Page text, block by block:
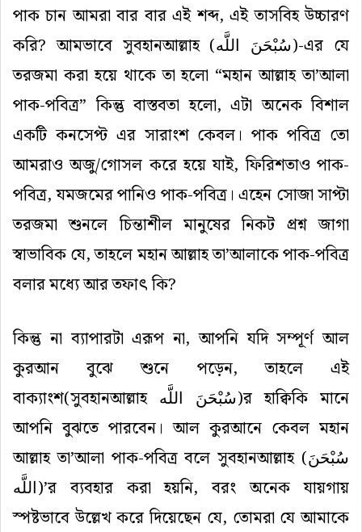
পাক চান আমরা বার বার এই শব্দ, এই তাসবিহ উচ্চারণ
করি? আমভাবে সুবহানআল্লাহ (سُبْحَنَ اللَّه)-এর যে
তরজমা করা হয়ে থাকে তা হলো “মহান আল্লাহ তা’আলা
পাক-পবিত্র” কিন্তু বাস্তবতা হলো, এটা অনেক বিশাল
একটি কনসেপ্ট এর সারাংশ কেবল। পাক পবিত্র তো
আমরাও অজু/গোসল করে হয়ে যাই, ফিরিশতাও পাক-
পবিত্র, যমজমের পানিও পাক-পবিত্র। এহেন সোজা সাপ্টা
তরজমা শুনলে চিন্তাশীল মানুষের নিকট প্রশ্ন জাগা
স্বাভাবিক যে, তাহলে মহান আল্লাহ তা’আলাকে পাক-পবিত্র
বলার মধ্যে আর তফাৎ কি?
কিন্তু না ব্যাপারটা এরূপ না, আপনি যদি সম্পূর্ণ আল
কুরআন বুঝে শুনে পড়েন, তাহলে এই
বাক্যাংশ(সুবহানআল্লাহ سُبْحَنَ اللَّه)র হাক্বিকি মানে
আপনি বুঝতে পারবেন। আল কুরআনে কেবল মহান
আল্লাহ তা’আলা পাক-পবিত্র বলে সুবহানআল্লাহ (سُبْحَنَ
اللَّه)’র ব্যবহার করা হয়নি, বরং অনেক যায়গায়
স্পষ্টভাবে উল্লেখ করে দিয়েছেন যে, তোমরা যে আমাকে